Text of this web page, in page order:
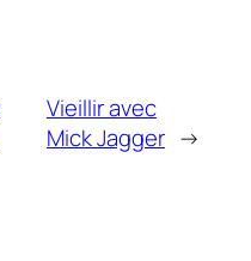
Vieillir avec
Mick Jagger →